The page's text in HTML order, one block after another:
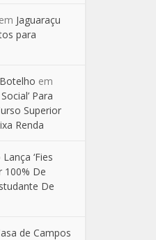
em Jaguaraçu
para
em
Para
Superior
Renda
‘Fies
100% De
De
de Campos